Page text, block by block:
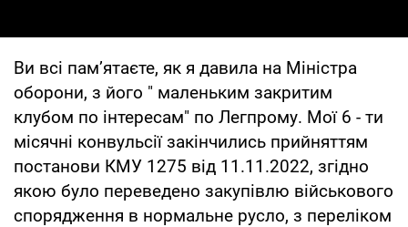
Ви всі пам’ятаєте, як я давила на Міністра
оборони, з його " маленьким закритим
клубом по інтересам" по Легпрому. Мої 6 - ти
місячні конвульсії закінчились прийняттям
постанови КМУ 1275 від 11.11.2022, згідно
якою було переведено закупівлю військового
спорядження в нормальне русло, з переліком